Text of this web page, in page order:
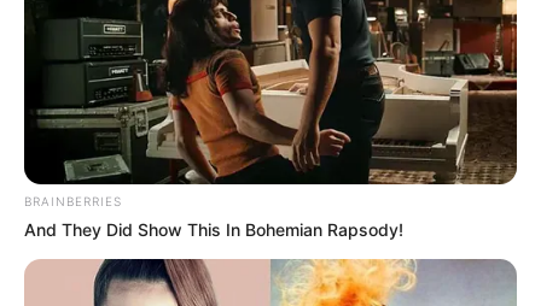
BRAINBERRIES
And They Did Show This In Bohemian Rapsody!